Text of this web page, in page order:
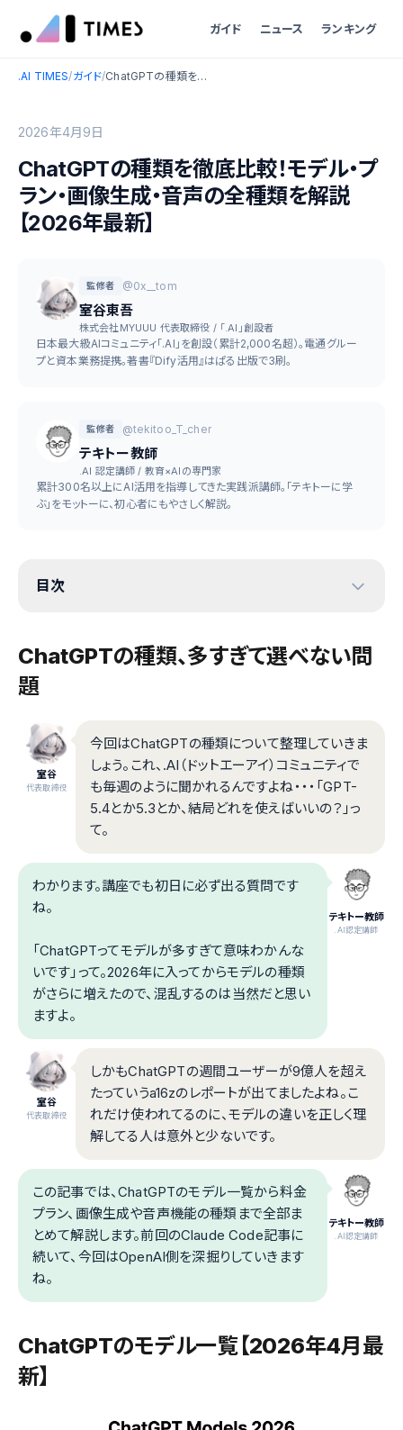
ガイド ニュース ランキング
.AI TIMES/ガイド/ ChatGPTの種類を徹底比較！モデル・プラン・画像生成・音声の全種類を解説【2026年最新】
2026年4月9日
ChatGPTの種類を徹底比較！モデル・プ
ラン・画像生成・音声の全種類を解説
【2026年最新】
監修者 @0x__tom
室谷東吾
株式会社MYUUU 代表取締役 / 「.AI」創設者
日本最大級AIコミュニティ「.AI」を創設（累計2,000名超）。電通グルー
プと資本業務提携。著書『Dify活用』はぱる出版で3刷。
監修者 @tekitoo_T_cher
テキトー教師
.AI 認定講師 / 教育×AIの専門家
累計300名以上にAI活用を指導してきた実践派講師。「テキトーに学
ぶ」をモットーに、初心者にもやさしく解説。
目次
ChatGPTの種類、多すぎて選べない問
題
室谷
代表取締役
今回はChatGPTの種類について整理していきま
しょう。これ、.AI（ドットエーアイ）コミュニティで
も毎週のように聞かれるんですよね・・・「GPT-
5.4とか5.3とか、結局どれを使えばいいの？」っ
て。
テキトー教師
.AI認定講師
わかります。講座でも初日に必ず出る質問です
ね。
「ChatGPTってモデルが多すぎて意味わかんな
いです」って。2026年に入ってからモデルの種類
がさらに増えたので、混乱するのは当然だと思い
ますよ。
室谷
代表取締役
しかもChatGPTの週間ユーザーが9億人を超え
たっていうa16zのレポートが出てましたよね。こ
れだけ使われてるのに、モデルの違いを正しく理
解してる人は意外と少ないです。
テキトー教師
.AI認定講師
この記事では、ChatGPTのモデル一覧から料金
プラン、画像生成や音声機能の種類まで全部ま
とめて解説します。前回のClaude Code記事に
続いて、今回はOpenAI側を深掘りしていきます
ね。
ChatGPTのモデル一覧【2026年4月最
新】